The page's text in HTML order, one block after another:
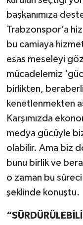
başkanımıza
Trabzonspor’a
bu camiaya
esas meseleyi
mücadelemiz
birlikten,
kenetlenmekten
Karşımızda
medya gücüyle
olabilir. Ama biz
bunu birlik ve
o zaman bu
şeklinde konuştu.